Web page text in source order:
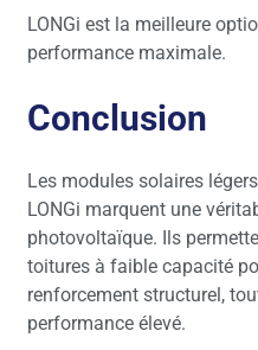
LONGi est la meilleure
performance maximale.
Conclusion
Les modules solaires
LONGi marquent une
photovoltaïque. Ils
toitures à faible capacité
renforcement structurel,
performance élevé.